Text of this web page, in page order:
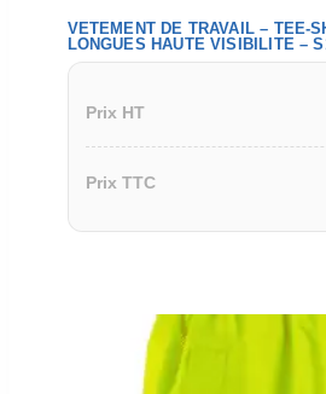
VETEMENT DE TRAVAIL – TEE-
LONGUES HAUTE VISIBILITE –
Prix HT
Prix TTC